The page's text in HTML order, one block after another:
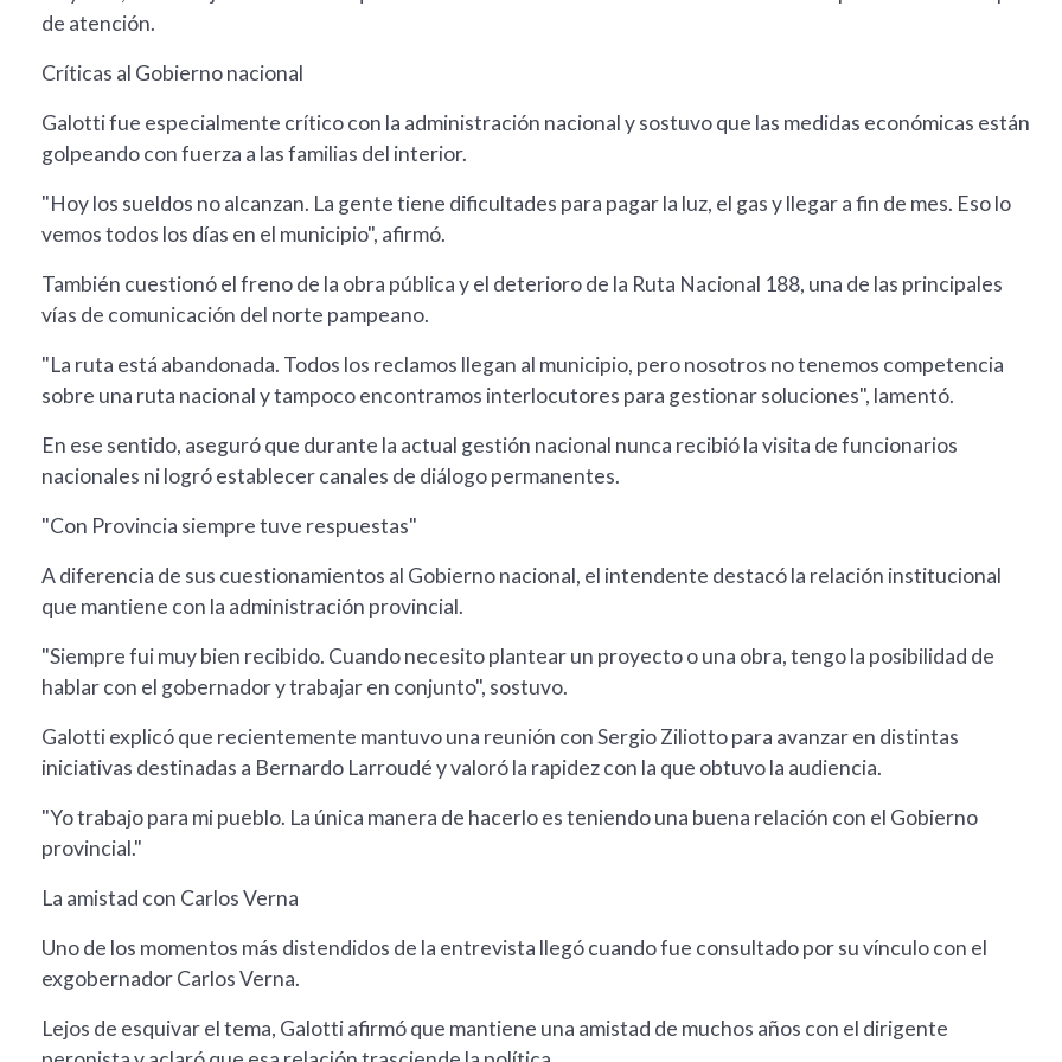
de atención.
Críticas al Gobierno nacional
Galotti fue especialmente crítico con la administración nacional y sostuvo que las medidas económicas están
golpeando con fuerza a las familias del interior.
"Hoy los sueldos no alcanzan. La gente tiene dificultades para pagar la luz, el gas y llegar a fin de mes. Eso lo
vemos todos los días en el municipio", afirmó.
También cuestionó el freno de la obra pública y el deterioro de la Ruta Nacional 188, una de las principales
vías de comunicación del norte pampeano.
"La ruta está abandonada. Todos los reclamos llegan al municipio, pero nosotros no tenemos competencia
sobre una ruta nacional y tampoco encontramos interlocutores para gestionar soluciones", lamentó.
En ese sentido, aseguró que durante la actual gestión nacional nunca recibió la visita de funcionarios
nacionales ni logró establecer canales de diálogo permanentes.
"Con Provincia siempre tuve respuestas"
A diferencia de sus cuestionamientos al Gobierno nacional, el intendente destacó la relación institucional
que mantiene con la administración provincial.
"Siempre fui muy bien recibido. Cuando necesito plantear un proyecto o una obra, tengo la posibilidad de
hablar con el gobernador y trabajar en conjunto", sostuvo.
Galotti explicó que recientemente mantuvo una reunión con Sergio Ziliotto para avanzar en distintas
iniciativas destinadas a Bernardo Larroudé y valoró la rapidez con la que obtuvo la audiencia.
"Yo trabajo para mi pueblo. La única manera de hacerlo es teniendo una buena relación con el Gobierno
provincial."
La amistad con Carlos Verna
Uno de los momentos más distendidos de la entrevista llegó cuando fue consultado por su vínculo con el
exgobernador Carlos Verna.
Lejos de esquivar el tema, Galotti afirmó que mantiene una amistad de muchos años con el dirigente